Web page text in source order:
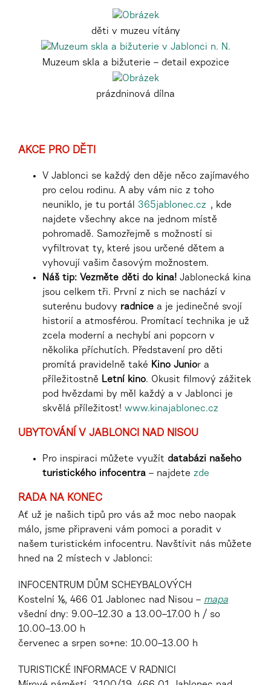
děti v muzeu vítány
Muzeum skla a bižuterie – detail expozice
prázdninová dílna
AKCE PRO DĚTI
V Jablonci se každý den děje něco zajímavého
pro celou rodinu. A aby vám nic z toho
neuniklo, je tu portál 365jablonec.cz , kde
najdete všechny akce na jednom místě
pohromadě. Samozřejmě s možností si
vyfiltrovat ty, které jsou určené dětem a
vyhovují vašim časovým možnostem.
Náš tip: Vezměte děti do kina! Jablonecká kina
jsou celkem tři. První z nich se nachází v
suterénu budovy radnice a je jedinečné svojí
historií a atmosférou. Promítací technika je už
zcela moderní a nechybí ani popcorn v
několika příchutích. Představení pro děti
promítá pravidelně také Kino Junior a
příležitostně Letní kino. Okusit filmový zážitek
pod hvězdami by měl každý a v Jablonci je
skvělá příležitost! www.kinajablonec.cz
UBYTOVÁNÍ V JABLONCI NAD NISOU
Pro inspiraci můžete využít databázi našeho
turistického infocentra – najdete zde
RADA NA KONEC
Ať už je našich tipů pro vás až moc nebo naopak
málo, jsme připraveni vám pomoci a poradit v
našem turistickém infocentru. Navštívit nás můžete
hned na 2 místech v Jablonci:
INFOCENTRUM DŮM SCHEYBALOVÝCH
Kostelní ⅙, 466 01 Jablonec nad Nisou – mapa
všední dny: 9.00–12.30 a 13.00–17.00 h / so
10.00–13.00 h
červenec a srpen so+ne: 10.00–13.00 h
TURISTICKÉ INFORMACE V RADNICI